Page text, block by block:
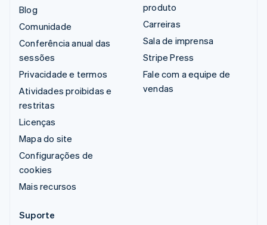
Blog
Comunidade
Conferência anual das
sessões
Privacidade e termos
Atividades proibidas e
restritas
Licenças
Mapa do site
Configurações de
cookies
Mais recursos
produto
Carreiras
Sala de imprensa
Stripe Press
Fale com a equipe de
vendas
Suporte